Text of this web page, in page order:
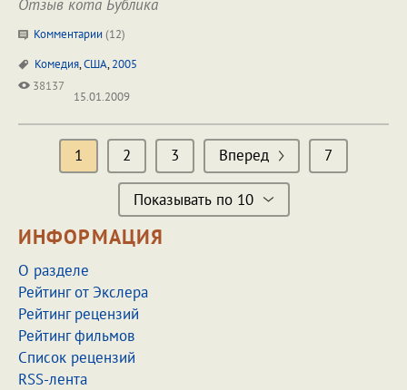
Отзыв кота Бублика
Комментарии (12)
Комедия,США,2005
38137
15.01.2009
1 2 3 Вперед 7
Показывать по 10
ИНФОРМАЦИЯ
О разделе
Рейтинг от Экслера
Рейтинг рецензий
Рейтинг фильмов
Список рецензий
RSS-лента